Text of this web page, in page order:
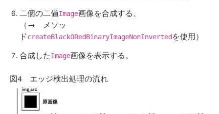
二個の二値Image画像を合成する。
（→ メソッ
ドcreateBlackORedBinaryImageNonInvertedを使用）
合成したImage画像を表示する。
図4 エッジ検出処理の流れ